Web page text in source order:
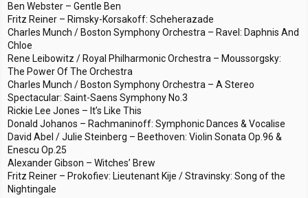
Ben Webster – Gentle Ben
Fritz Reiner – Rimsky-Korsakoff: Scheherazade
Charles Munch / Boston Symphony Orchestra – Ravel: Daphnis And
Chloe
Rene Leibowitz / Royal Philharmonic Orchestra – Moussorgsky:
The Power Of The Orchestra
Charles Munch / Boston Symphony Orchestra – A Stereo
Spectacular: Saint-Saens Symphony No.3
Rickie Lee Jones – It’s Like This
Donald Johanos – Rachmaninoff: Symphonic Dances & Vocalise
David Abel / Julie Steinberg – Beethoven: Violin Sonata Op.96 &
Enescu Op.25
Alexander Gibson – Witches’ Brew
Fritz Reiner – Prokofiev: Lieutenant Kije / Stravinsky: Song of the
Nightingale